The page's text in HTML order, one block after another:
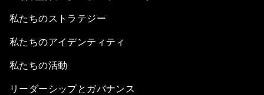
私たちのストラテジー
私たちのアイデンティティ
私たちの活動
リーダーシップとガバナンス